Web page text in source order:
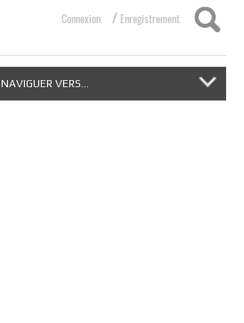
Connexion / Enregistrement
NAVIGUER VERS...